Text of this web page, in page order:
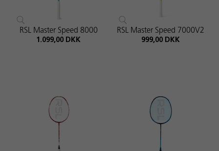
RSL Master Speed 8000
1.099,00 DKK
RSL Master Speed 7000V2
999,00 DKK